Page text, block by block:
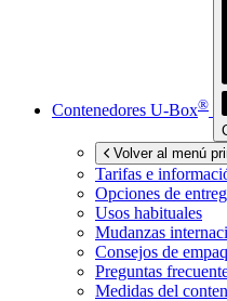
Contenedores U-Box®
Volver al menú
Tarifas e
Opciones de
Usos habituales
Mudanzas
Consejos de
Preguntas
Medidas del